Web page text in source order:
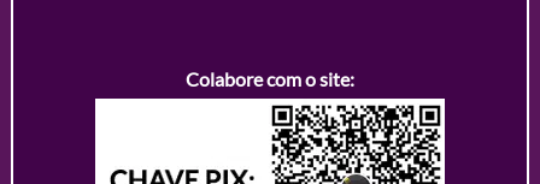
Colabore com o site: